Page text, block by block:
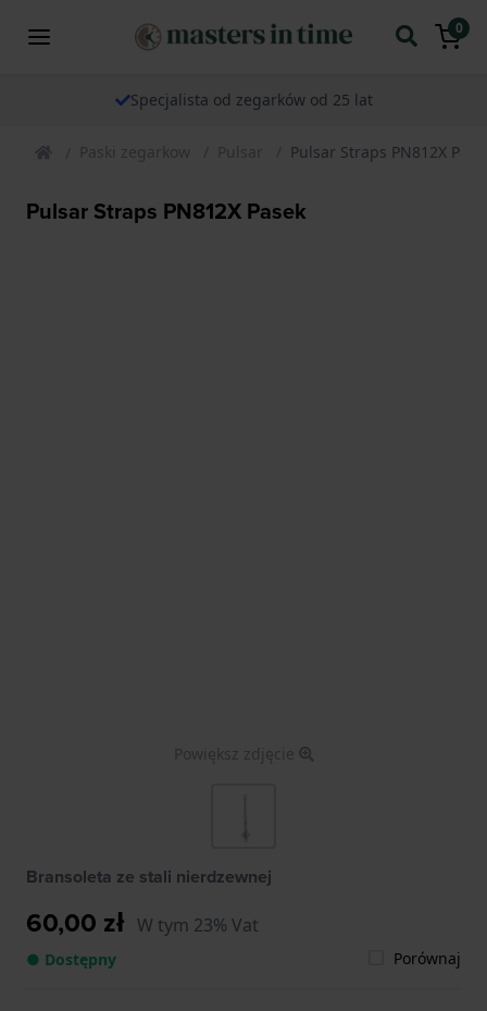
0
Specjalista od zegarków od 25 lat
Paski zegarkow Pulsar Pulsar Straps PN812X
Pulsar Straps PN812X Pasek
Powiększ zdjęcie
Bransoleta ze stali nierdzewnej
60,00 zł W tym 23% Vat
● Dostępny Porównaj